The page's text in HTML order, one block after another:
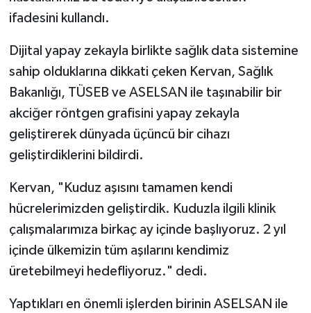
ifadesini kullandı.
Dijital yapay zekayla birlikte sağlık data sistemine
sahip olduklarına dikkati çeken Kervan, Sağlık
Bakanlığı, TÜSEB ve ASELSAN ile taşınabilir bir
akciğer röntgen grafisini yapay zekayla
geliştirerek dünyada üçüncü bir cihazı
geliştirdiklerini bildirdi.
Kervan, "Kuduz aşısını tamamen kendi
hücrelerimizden geliştirdik. Kuduzla ilgili klinik
çalışmalarımıza birkaç ay içinde başlıyoruz. 2 yıl
içinde ülkemizin tüm aşılarını kendimiz
üretebilmeyi hedefliyoruz." dedi.
Yaptıkları en önemli işlerden birinin ASELSAN ile